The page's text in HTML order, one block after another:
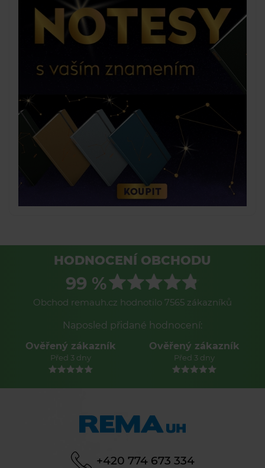
HODNOCENÍ OBCHODU
99 %
Obchod remauh.cz hodnotilo 7565 zákazníků
Naposled přidané hodnocení:
Ověřený zákazník
Před 3 dny
Ověřený zákazník
Před 3 dny
+420 774 673 334